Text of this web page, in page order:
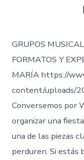
GRUPOS
FORMATOS Y
MARÍA https://
content/uploads/
Conversemos por
organizar una
una de las piezas
perduren. Si estás